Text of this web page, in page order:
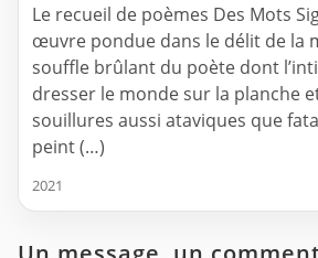
Le recueil de poèmes Des Mots
œuvre pondue dans le délit de la
souffle brûlant du poète dont
dresser le monde sur la planche
souillures aussi ataviques que
peint (…)
2021